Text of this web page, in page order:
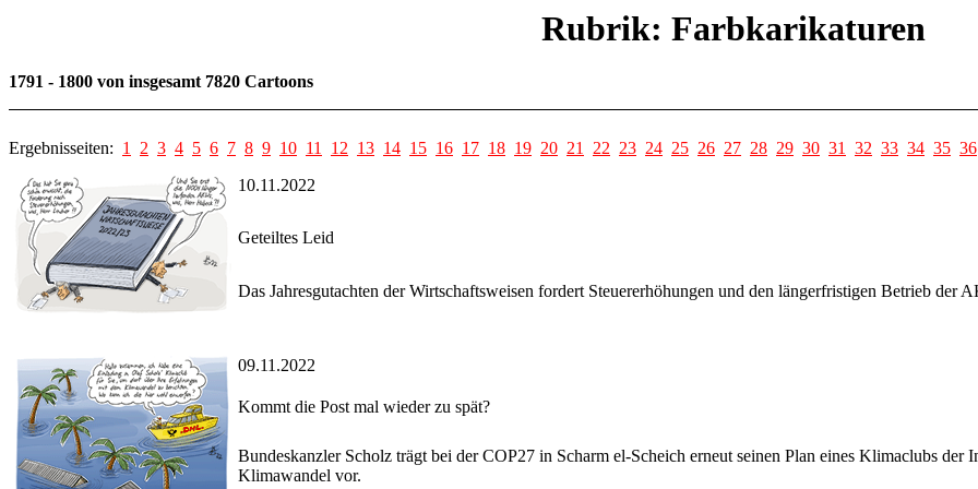
Rubrik: Farbkarikaturen
1791 - 1800 von insgesamt 7820 Cartoons
Ergebnisseiten: 1 2 3 4 5 6 7 8 9 10 11 12 13 14 15 16 17 18 19 20 21 22 23 24 25 26 27 28 29 30 31 32 33 34 35 36
10.11.2022
Geteiltes Leid
Das Jahresgutachten der Wirtschaftsweisen fordert Steuererhöhungen und den längerfristigen Betrieb der
09.11.2022
Kommt die Post mal wieder zu spät?
Bundeskanzler Scholz trägt bei der COP27 in Scharm el-Scheich erneut seinen Plan eines Klimaclubs der
Klimawandel vor.